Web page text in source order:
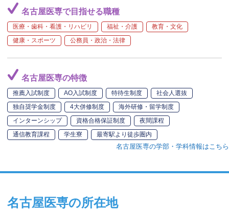
名古屋医専で目指せる職種
医療・歯科・看護・リハビリ 福祉・介護
教育・文化
健康・スポーツ
公務員・政治・法律
名古屋医専の特徴
推薦入試制度 AO入試制度 特待生制度
社会人選抜
独自奨学金制度
4大併修制度
海外研修・留学制度
インターンシップ
資格合格保証制度
夜間課程
通信教育課程
学生寮 最寄駅より徒歩圏内
名古屋医専の学部・学科情報はこちら
名古屋医専の所在地